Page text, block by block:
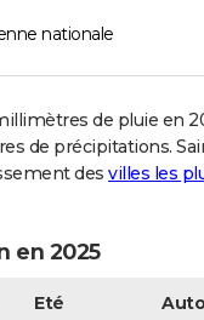
nationale
de pluie en
de précipitations.
des villes les
en 2025
Eté